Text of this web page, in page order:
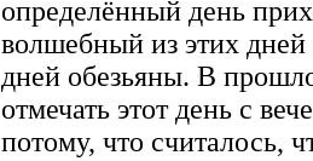
определённый день
волшебный из этих дней
дней обезьяны. В
отмечать этот день с
потому, что считалось,